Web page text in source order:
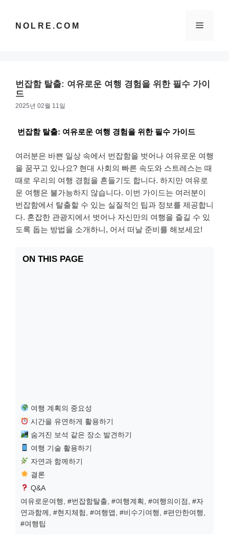
NOLRE.COM 메
번잡함 탈출: 여유로운 여행 경험을 위한 필수 가이
드
2025년 02월 11일
번잡함 탈출: 여유로운 여행 경험을 위한 필수 가이드
여러분은 바쁜 일상 속에서 번잡함을 벗어나 여유로운 여행
을 꿈꾸고 있나요? 현대 사회의 빠른 속도와 스트레스는 때
때로 우리의 여행 경험을 흔들기도 합니다. 하지만 여유로
운 여행은 불가능하지 않습니다. 이번 가이드는 여러분이
번잡함에서 탈출할 수 있는 실질적인 팁과 정보를 제공합니
다. 혼잡한 관광지에서 벗어나 자신만의 여행을 즐길 수 있
도록 돕는 방법을 소개하니, 어서 떠날 준비를 해보세요!
ON THIS PAGE
여행 계획의 중요성
시간을 유연하게 활용하기
숨겨진 보석 같은 장소 발견하기
여행 기술 활용하기
자연과 함께하기
결론
Q&A
여유로운여행, #번잡함탈출, #여행계획, #여행의이점, #자
연과함께, #현지체험, #여행앱, #비수기여행, #편안한여행,
#여행팁